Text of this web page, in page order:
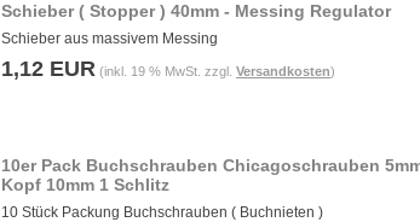
Schieber ( Stopper ) 40mm - Messing Regulator
Schieber aus massivem Messing
1,12 EUR (inkl. 19 % MwSt. zzgl. Versandkosten)
10er Pack Buchschrauben Chicagoschrauben
Kopf 10mm 1 Schlitz
10 Stück Packung Buchschrauben ( Buchnieten )